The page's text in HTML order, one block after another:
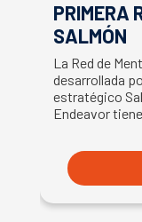
PRIMERA
SALMÓN
La Red de
desarrollada
estratégico
Endeavor